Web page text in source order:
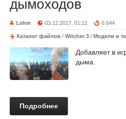
дымоходов
Lehm 03.12.2017, 01:11 6 644
Каталог файлов / Witcher 3 / Модели и
Добавляет в
дыма.
Подробнее